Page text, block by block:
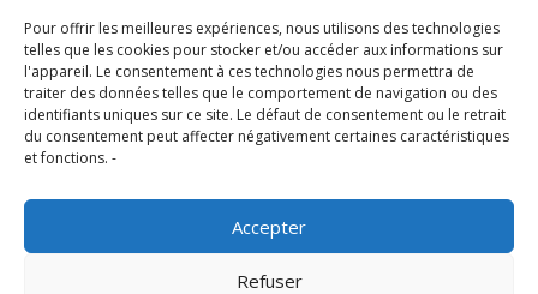
Pour offrir les meilleures expériences, nous utilisons des technologies
telles que les cookies pour stocker et/ou accéder aux informations sur
l'appareil. Le consentement à ces technologies nous permettra de
traiter des données telles que le comportement de navigation ou des
identifiants uniques sur ce site. Le défaut de consentement ou le retrait
du consentement peut affecter négativement certaines caractéristiques
et fonctions. -
Accepter
Refuser
Experts en conception, fabrication et fourniture